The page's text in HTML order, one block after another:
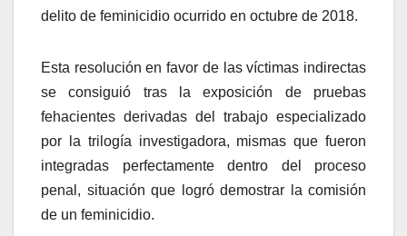
delito de feminicidio ocurrido en octubre de 2018.
Esta resolución en favor de las víctimas indirectas
se consiguió tras la exposición de pruebas
fehacientes derivadas del trabajo especializado
por la trilogía investigadora, mismas que fueron
integradas perfectamente dentro del proceso
penal, situación que logró demostrar la comisión
de un feminicidio.